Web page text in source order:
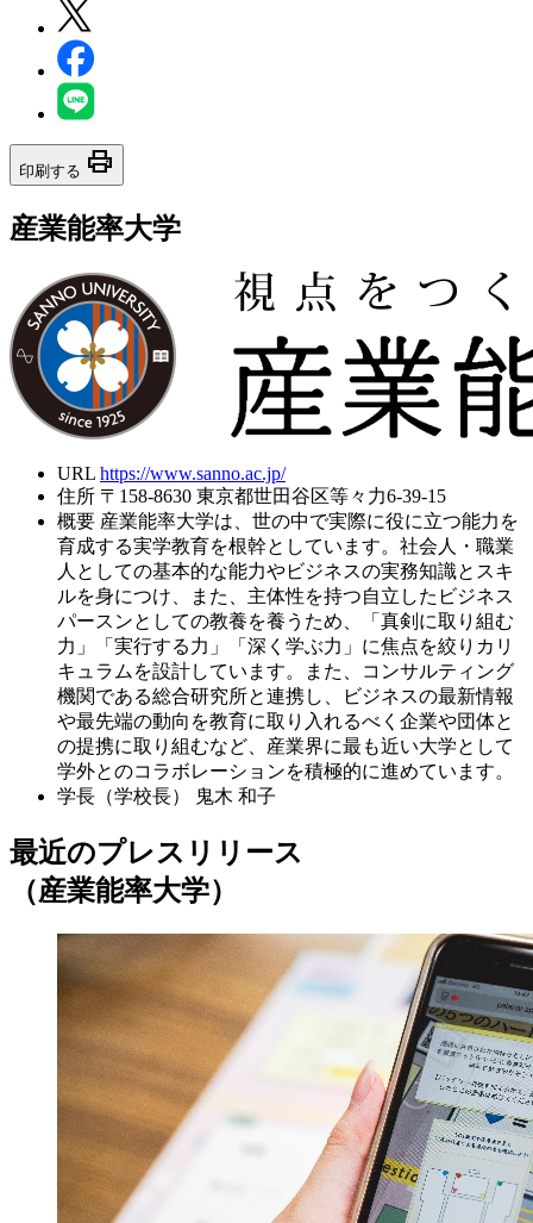
印刷する print
産業能率大学
URL https://www.sanno.ac.jp/
住所 〒158-8630 東京都世田谷区等々力6-39-15
概要 産業能率大学は、世の中で実際に役に立つ能力を
育成する実学教育を根幹としています。社会人・職業
人としての基本的な能力やビジネスの実務知識とスキ
ルを身につけ、また、主体性を持つ自立したビジネス
パースンとしての教養を養うため、「真剣に取り組む
力」「実行する力」「深く学ぶ力」に焦点を絞りカリ
キュラムを設計しています。また、コンサルティング
機関である総合研究所と連携し、ビジネスの最新情報
や最先端の動向を教育に取り入れるべく企業や団体と
の提携に取り組むなど、産業界に最も近い大学として
学外とのコラボレーションを積極的に進めています。
学長（学校長）
鬼木 和子
最近のプレスリリース
（産業能率大学）